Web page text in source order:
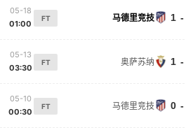
05-18
01:00
FT 马德里竞技 1
05-13
03:30
FT 奥萨苏纳 1
05-10
00:30
FT 马德里竞技 0 -